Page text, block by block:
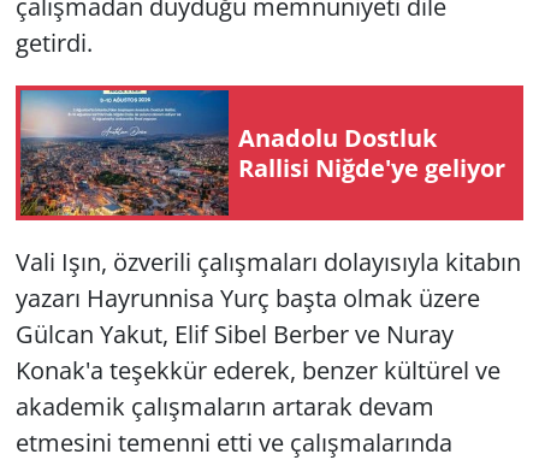
getirdi.
Anadolu Dostluk
Rallisi Niğde'ye geliyor
Vali Işın, özverili çalışmaları dolayısıyla kitabın
yazarı Hayrunnisa Yurç başta olmak üzere
Gülcan Yakut, Elif Sibel Berber ve Nuray
Konak'a teşekkür ederek, benzer kültürel ve
akademik çalışmaların artarak devam
etmesini temenni etti ve çalışmalarında